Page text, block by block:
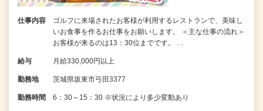
仕事内容
ゴルフに来場されたお客様が利用するレストランで、美味し
いお食事を作るお仕事をお願いします。 ＜主な仕事の流れ＞
お客様が来るのは13：30位までです。 …
給与 月給330,000円以上
勤務地 茨城県坂東市弓田3377
勤務時間 6：30～15：30 ※状況により多少変動あり